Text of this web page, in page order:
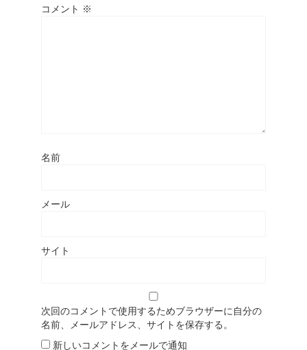
コメント ※
名前
メール
サイト
次回のコメントで使用するためブラウザーに自分の
名前、メールアドレス、サイトを保存する。
新しいコメントをメールで通知